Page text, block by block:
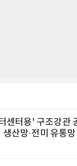
센터용' 구조강관
산망·전미 유통망